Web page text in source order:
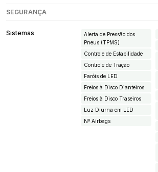
SEGURANÇA
Sistemas
Alerta de Pressão dos
Pneus (TPMS)
Controle de Estabilidade
Controle de Tração
Faróis de LED
Freios à Disco Dianteiros
Freios à Disco Traseiros
Luz Diurna em LED
Nº Airbags